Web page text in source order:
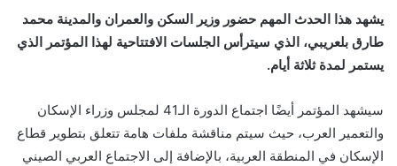
يشهد هذا الحدث المهم حضور وزير السكن والعمران والمدينة محمد
طارق بلعريبي، الذي سيترأس الجلسات الافتتاحية لهذا المؤتمر الذي
يستمر لمدة ثلاثة أيام.
سيشهد المؤتمر أيضًا اجتماع الدورة الـ41 لمجلس وزراء الإسكان
والتعمير العرب، حيث سيتم مناقشة ملفات هامة تتعلق بتطوير قطاع
الإسكان في المنطقة العربية، بالإضافة إلى الاجتماع العربي الصيني